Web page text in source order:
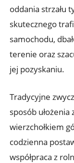
oddania strzału
skutecznego
samochodu,
terenie oraz
jej pozyskaniu.
Tradycyjne
sposób
wierzchołkiem
codzienna
współpraca z